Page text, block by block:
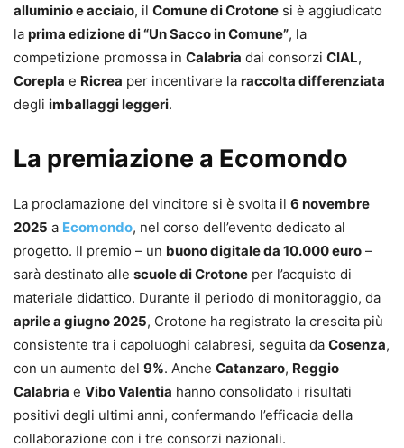
alluminio e acciaio, il Comune di Crotone si è aggiudicato
la prima edizione di “Un Sacco in Comune”, la
competizione promossa in Calabria dai consorzi CIAL,
Corepla e Ricrea per incentivare la raccolta differenziata
degli imballaggi leggeri.
La premiazione a Ecomondo
La proclamazione del vincitore si è svolta il 6 novembre
2025 a Ecomondo, nel corso dell’evento dedicato al
progetto. Il premio – un buono digitale da 10.000 euro –
sarà destinato alle scuole di Crotone per l’acquisto di
materiale didattico. Durante il periodo di monitoraggio, da
aprile a giugno 2025, Crotone ha registrato la crescita più
consistente tra i capoluoghi calabresi, seguita da Cosenza,
con un aumento del 9%. Anche Catanzaro, Reggio
Calabria e Vibo Valentia hanno consolidato i risultati
positivi degli ultimi anni, confermando l’efficacia della
collaborazione con i tre consorzi nazionali.